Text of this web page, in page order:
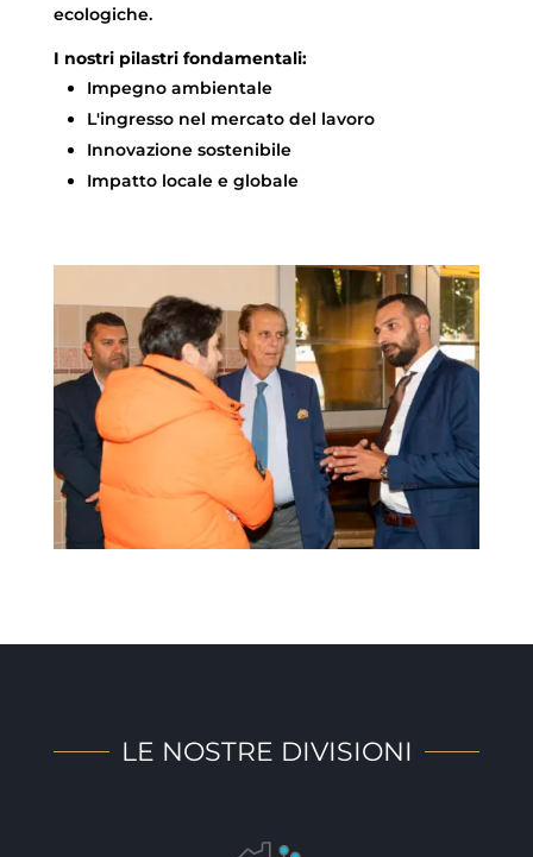
ecologiche.
I nostri pilastri fondamentali:
Impegno ambientale
L'ingresso nel mercato del lavoro
Innovazione sostenibile
Impatto locale e globale
LE NOSTRE DIVISIONI